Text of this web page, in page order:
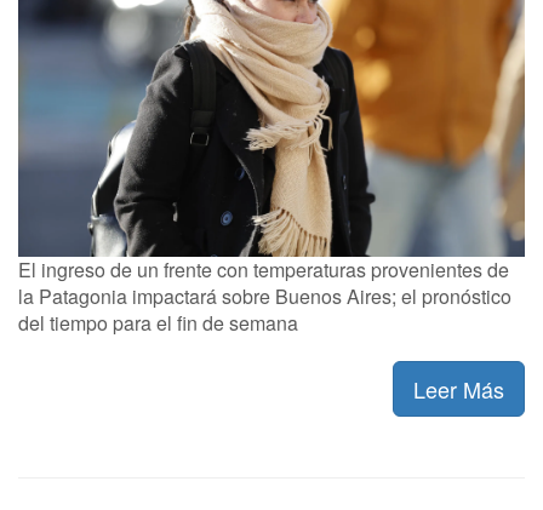
El ingreso de un frente con temperaturas provenientes de
la Patagonia impactará sobre Buenos Aires; el pronóstico
del tiempo para el fin de semana
Leer Más